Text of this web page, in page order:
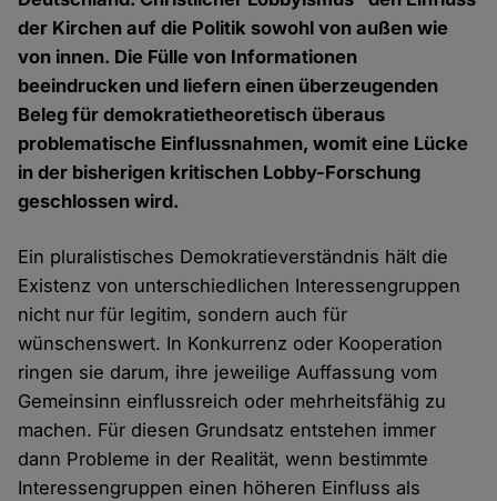
der Kirchen auf die Politik sowohl von außen wie
von innen. Die Fülle von Informationen
beeindrucken und liefern einen überzeugenden
Beleg für demokratietheoretisch überaus
problematische Einflussnahmen, womit eine Lücke
in der bisherigen kritischen Lobby-Forschung
geschlossen wird.
Ein pluralistisches Demokratieverständnis hält die
Existenz von unterschiedlichen Interessengruppen
nicht nur für legitim, sondern auch für
wünschenswert. In Konkurrenz oder Kooperation
ringen sie darum, ihre jeweilige Auffassung vom
Gemeinsinn einflussreich oder mehrheitsfähig zu
machen. Für diesen Grundsatz entstehen immer
dann Probleme in der Realität, wenn bestimmte
Interessengruppen einen höheren Einfluss als